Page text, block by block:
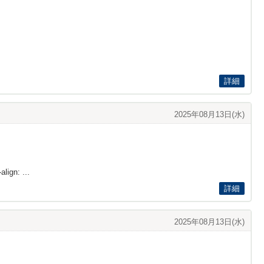
詳細
2025年08月13日(水)
...
詳細
2025年08月13日(水)